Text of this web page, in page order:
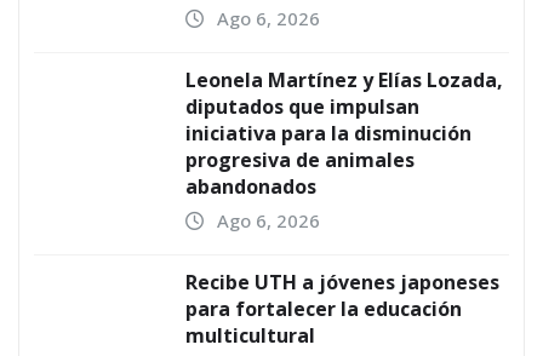
Ago 6, 2026
Leonela Martínez y Elías Lozada,
diputados que impulsan
iniciativa para la disminución
progresiva de animales
abandonados
Ago 6, 2026
Recibe UTH a jóvenes japoneses
para fortalecer la educación
multicultural